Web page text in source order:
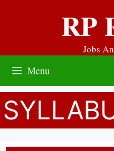
RP
Jobs
Menu